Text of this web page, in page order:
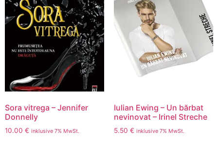
Sora vitrega – Jennifer
Donnelly
10.00 € inklusive 7% MwSt.
Iulian Ewing – Un bărbat
nevinovat – Irinel Streche
5.50 € inklusive 7% MwSt.